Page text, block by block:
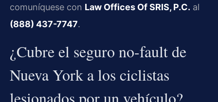
comuníquese con Law Offices Of SRIS, P.C. al
(888) 437-7747.
¿Cubre el seguro no-fault de
Nueva York a los ciclistas
lesionados por un vehículo?